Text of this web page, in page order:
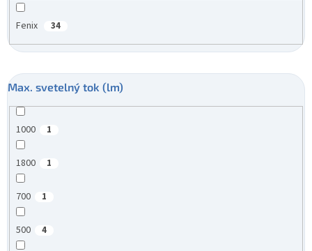
Fenix 34
Max. svetelný tok (lm)
1000 1
1800 1
700 1
500 4